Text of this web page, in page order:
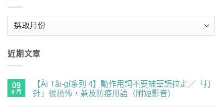
近期文章
09
8 月
【Ài Tâi-gí系列 4】動作用詞不要被華語拉走／「打
針」很恐怖，兼及防疫用語（附短影音）